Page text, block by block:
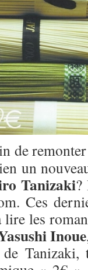
de
un
Tanizaki?
Ces
lire les
Inoue
Tanizaki,